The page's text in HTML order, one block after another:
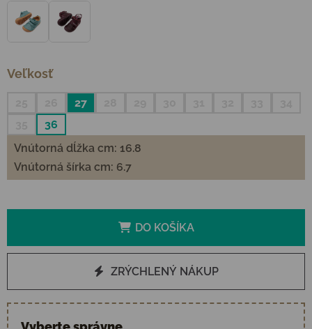
Veľkosť
27
36
Vnútorná dĺžka cm: 16.8
Vnútorná šírka cm: 6.7
DO KOŠÍKA
ZRÝCHLENÝ NÁKUP